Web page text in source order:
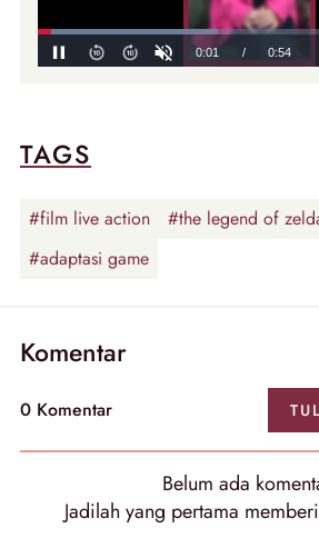
TAGS
#film live action #the legend of
#adaptasi game
Komentar
0 Komentar
Belum ada
Jadilah yang pertama